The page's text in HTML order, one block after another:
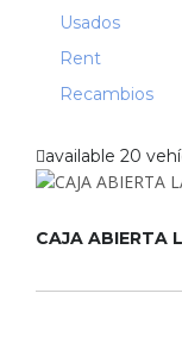
Usados
Rent
Recambios
available 20
CAJA ABIERTA